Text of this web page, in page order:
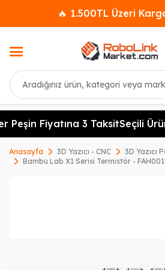
🔥 1.500TL Üzeri
Ara
Peşin Fiyatına 3 TaksitSeçili
Anasayfa 3D Yazıcı - CNC
3D Yazıcı
Bambu Lab X1 Serisi Termistör -